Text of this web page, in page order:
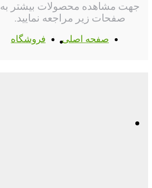
جهت مشاهده محصولات بیشتر به
صفحات زیر مراجعه نمایید.
صفحه اصلی فروشگاه